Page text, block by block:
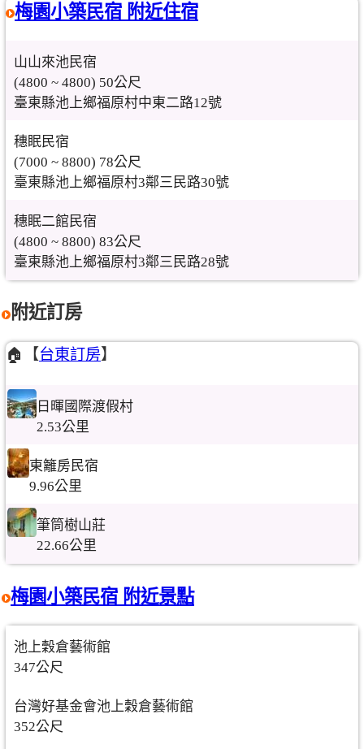
梅園小築民宿 附近住宿
山山來池民宿
(4800 ~ 4800) 50公尺
臺東縣池上鄉福原村中東二路12號
穗眠民宿
(7000 ~ 8800) 78公尺
臺東縣池上鄉福原村3鄰三民路30號
穗眠二館民宿
(4800 ~ 8800) 83公尺
臺東縣池上鄉福原村3鄰三民路28號
附近訂房
🏠【台東訂房】
日暉國際渡假村
2.53公里
東籬房民宿
9.96公里
筆筒樹山莊
22.66公里
梅園小築民宿 附近景點
池上穀倉藝術館
347公尺
台灣好基金會池上穀倉藝術館
352公尺